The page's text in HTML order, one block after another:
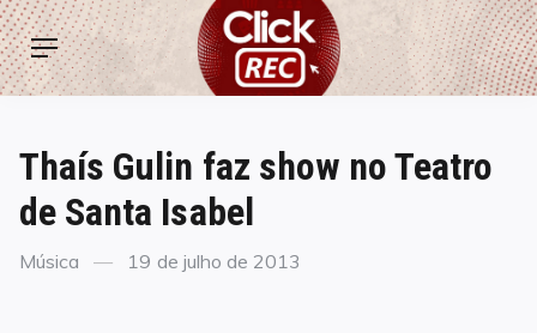
Skip
to
content
ClickREC
Menu
Thaís Gulin faz show no Teatro
de Santa Isabel
Categories
Música
Posted
19 de julho de 2013